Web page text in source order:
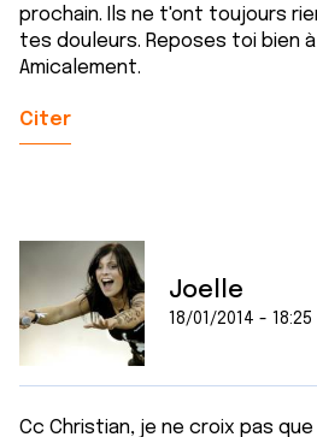
prochain. Ils ne t'ont toujours
tes douleurs. Reposes toi bien
Amicalement.
Citer
Joelle
18/01/2014 - 18:25
Cc Christian, je ne croix pas